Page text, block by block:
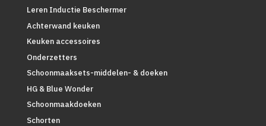
Leren Inductie Beschermer
Achterwand keuken
Keuken accessoires
Onderzetters
Schoonmaaksets-middelen- & doeken
HG & Blue Wonder
Schoonmaakdoeken
Schorten